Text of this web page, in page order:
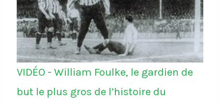
VIDÉO - William Foulke, le gardien de
but le plus gros de l’histoire du